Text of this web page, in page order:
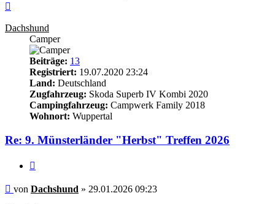
Dachshund
Camper
Beiträge: 13
Registriert: 19.07.2020 23:24
Land: Deutschland
Zugfahrzeug: Skoda Superb IV Kombi 2020
Campingfahrzeug: Campwerk Family 2018
Wohnort: Wuppertal
Re: 9. Münsterländer "Herbst" Treffen 2026
Beitrag
von Dachshund » 29.01.2026 09:23